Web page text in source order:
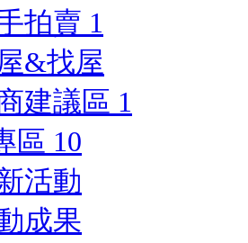
拍賣 1
&找屋
建議區 1
區 10
活動
成果